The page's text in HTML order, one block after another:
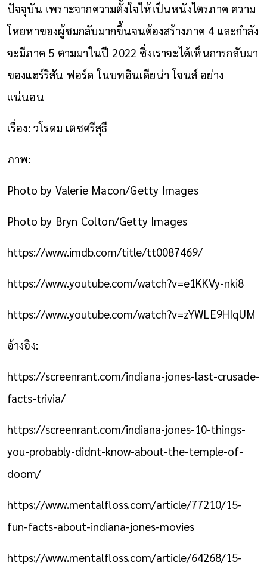
ปัจจุบัน เพราะจากความตั้งใจให้เป็นหนังไตรภาค ความ
โหยหาของผู้ชมกลับมากขึ้นจนต้องสร้างภาค 4 และกำลัง
จะมีภาค 5 ตามมาในปี 2022 ซึ่งเราจะได้เห็นการกลับมา
ของแฮร์ริสัน ฟอร์ด ในบทอินเดียน่า โจนส์ อย่าง
แน่นอน
เรื่อง: วโรดม เตชศรีสุธี
ภาพ:
Photo by Valerie Macon/Getty Images
Photo by Bryn Colton/Getty Images
https://www.imdb.com/title/tt0087469/
https://www.youtube.com/watch?v=e1KKVy-nki8
https://www.youtube.com/watch?v=zYWLE9HIqUM
อ้างอิง:
https://screenrant.com/indiana-jones-last-crusade-
facts-trivia/
https://screenrant.com/indiana-jones-10-things-
you-probably-didnt-know-about-the-temple-of-
doom/
https://www.mentalfloss.com/article/77210/15-
fun-facts-about-indiana-jones-movies
https://www.mentalfloss.com/article/64268/15-